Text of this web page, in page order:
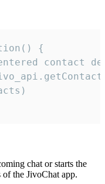
{
contact
chat or starts the
the JivoChat app.